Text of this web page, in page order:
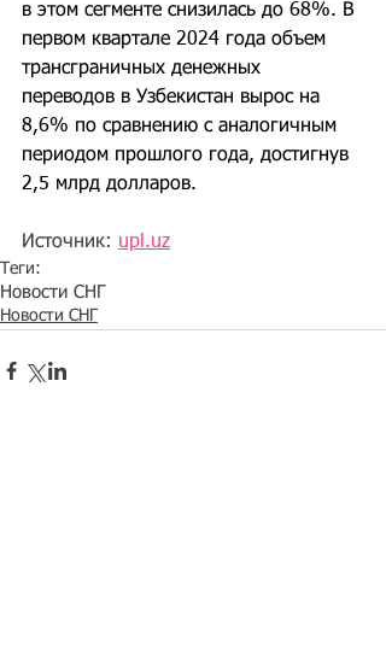
в этом сегменте снизилась до 68%. В
первом квартале 2024 года объем
трансграничных денежных
переводов в Узбекистан вырос на
8,6% по сравнению с аналогичным
периодом прошлого года, достигнув
2,5 млрд долларов.
Источник: upl.uz
Теги:
Новости СНГ
Новости СНГ